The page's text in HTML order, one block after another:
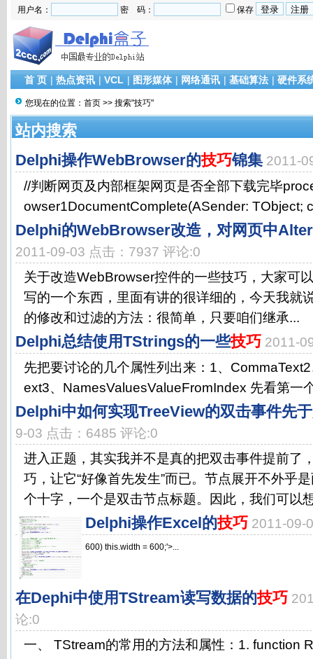
用户名： 密 码： 保存
首 页 | 热点资讯 | VCL | 图形媒体 | 网络通讯 | 基础算法 | 硬件系
您现在的位置： 首页 >> 搜索"技巧"
站内搜索
Delphi操作WebBrowser的技巧锦集 2011-
//判断网页及内部框架网页是否全部下载完毕
owser1DocumentComplete(ASender: TObject;
Delphi的WebBrowser改造，对网页中
2011-09-03 点击：7937 评论:0
关于改造WebBrowser控件的一些技巧，大家可
写的一个东西，里面有讲的很详细的，今天我就
的修改和过滤的方法：很简单，只要咱们继承...
Delphi总结使用TStrings的一些技巧 2011-
先把要讨论的几个属性列出来：1、
ext3、NamesValuesValueFromIndex 先看第一
Delphi中如何实现TreeView的双击事件先
9-03 点击：6485 评论:0
进入正题，其实我并不是真的把双击事件提前了
巧，让它“好像首先发生”而已。节点展开不外乎
个十字，一个是双击节点标题。因此，我们可以
Delphi操作Excel的技巧 2011-09-
600) this.width = 600;'>...
在Dephi中使用TStream读写数据的技巧
论:0
一、 TStream的常用的方法和属性：1. function